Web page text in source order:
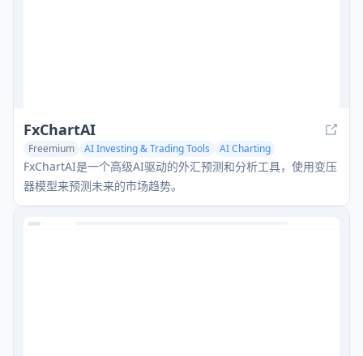
FxChartAI
Freemium AI Investing & Trading Tools
AI Charting
AI Analytics Assistant
FxChartAI是一个高级AI驱动的外汇预测和分析工具，使用变压
器模型来预测未来的市场趋势。